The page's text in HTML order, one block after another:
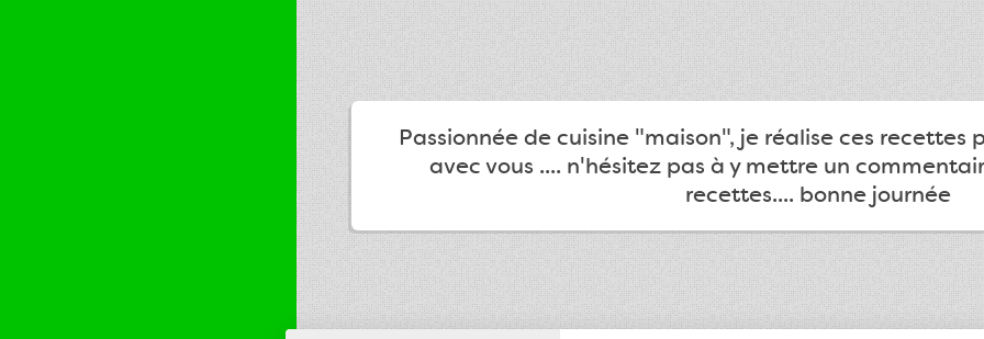
Passionnée de cuisine "maison", je réalise ces recettes
avec vous .... n'hésitez pas à y mettre un
recettes.... bonne journée